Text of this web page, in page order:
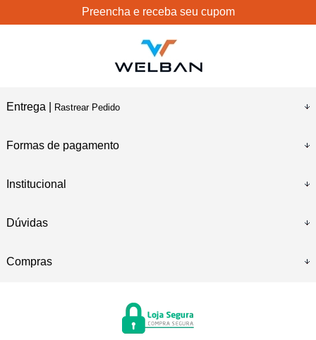
Preencha e receba seu cupom
Entrega | Rastrear Pedido
Formas de pagamento
Institucional
Dúvidas
Compras